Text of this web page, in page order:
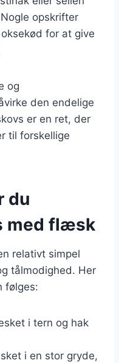
opskrifter
for at give
og
den endelige
er en ret, der
til forskellige
du
med flæsk
relativt simpel
tålmodighed. Her
følges:
i tern og hak
i en stor gryde,